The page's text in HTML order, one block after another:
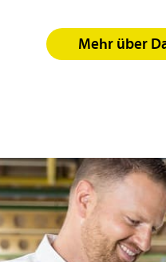
Mehr über